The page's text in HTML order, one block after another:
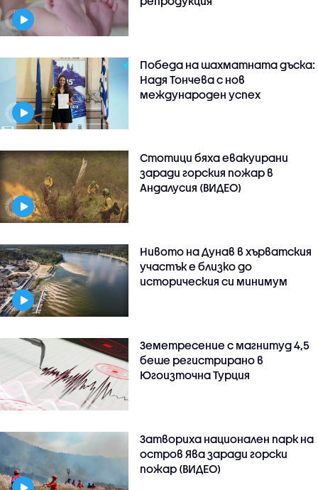
Победа на шахматната дъска:
Надя Тончева с нов
международен успех
Стотици бяха евакуирани
заради горския пожар в
Андалусия (ВИДЕО)
Нивото на Дунав в хърватския
участък е близко до
историческия си минимум
Земетресение с магнитуд 4,5
беше регистрирано в
Югоизточна Турция
Затвориха национален парк на
остров Ява заради горски
пожар (ВИДЕО)